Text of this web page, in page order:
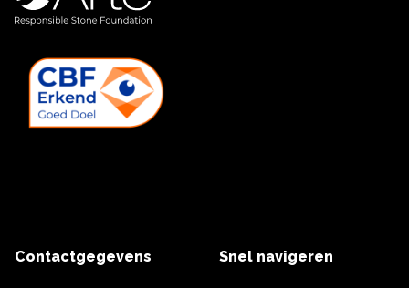
Contactgegevens Snel navigeren